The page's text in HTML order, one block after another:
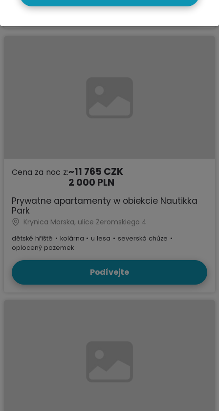
Podívejte
Cena za noc z:~11 765 CZK
2 000 PLN
Prywatne apartamenty w obiekcie Nautikka
Park
Krynica Morska, ulice Żeromskiego 4
dětské hřiště • kolárna • u lesa • severská chůze •
oplocený pozemek
Podívejte